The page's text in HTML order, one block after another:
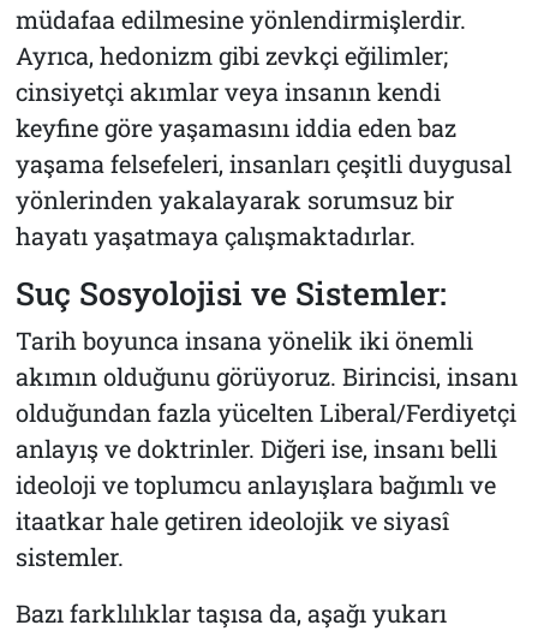
müdafaa edilmesine yönlendirmişlerdir.
Ayrıca, hedonizm gibi zevkçi eğilimler;
cinsiyetçi akımlar veya insanın kendi
keyfine göre yaşamasını iddia eden baz
yaşama felsefeleri, insanları çeşitli duygusal
yönlerinden yakalayarak sorumsuz bir
hayatı yaşatmaya çalışmaktadırlar.
Suç Sosyolojisi ve Sistemler:
Tarih boyunca insana yönelik iki önemli
akımın olduğunu görüyoruz. Birincisi, insanı
olduğundan fazla yücelten Liberal/Ferdiyetçi
anlayış ve doktrinler. Diğeri ise, insanı belli
ideoloji ve toplumcu anlayışlara bağımlı ve
itaatkar hale getiren ideolojik ve siyasî
sistemler.
Bazı farklılıklar taşısa da, aşağı yukarı